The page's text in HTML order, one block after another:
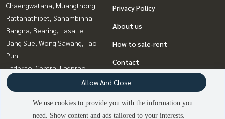
Chaengwatana, Muangthong
Rattanathibet, Sanambinna
Bangna, Bearing, Lasalle
Bang Sue, Wong Sawang, Tao
Pun
Ladprao, Central Ladprao
Witthayu, Chidlom, Langsuan,
Ploenchit
Rama9, Petchburi, RCA
Privacy Policy
About us
How to sale-rent
Contact
We use cookies to provide you with the information you
need. Show content and ads tailored to your interests.
Allow And Close